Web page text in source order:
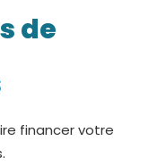
de
financer votre